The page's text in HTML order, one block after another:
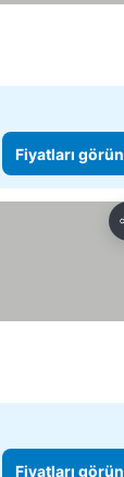
Fiyatları görün
Fiyatları görün